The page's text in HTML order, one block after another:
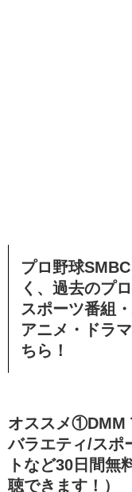
プロ野球
く、過去のプ
スポーツ番組
アニメ・ドラ
ちら！
オススメ①DMM
バラエティ/スポ
トなど30日間無
聴できます！）